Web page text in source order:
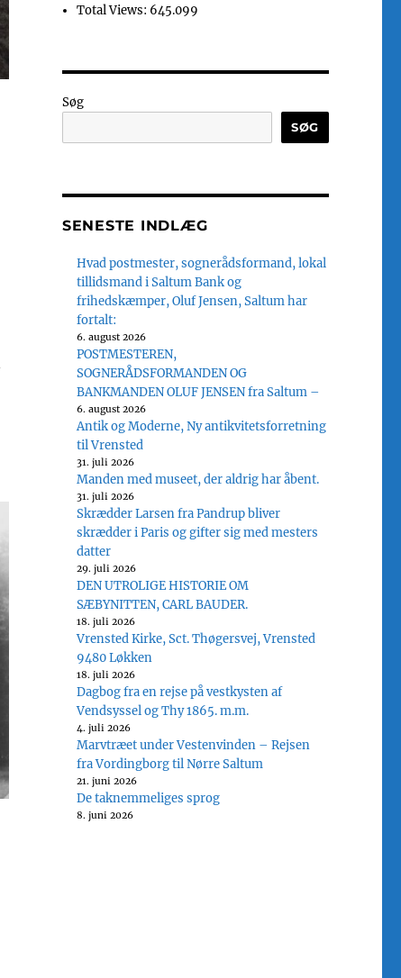
Total Views: 645.099
Søg
SØG
SENESTE INDLÆG
Hvad postmester, sognerådsformand, lokal
tillidsmand i Saltum Bank og
frihedskæmper, Oluf Jensen, Saltum har
fortalt:
6. august 2026
POSTMESTEREN,
SOGNERÅDSFORMANDEN OG
BANKMANDEN OLUF JENSEN fra Saltum –
6. august 2026
Antik og Moderne, Ny antikvitetsforretning
til Vrensted
31. juli 2026
Manden med museet, der aldrig har åbent.
31. juli 2026
Skrædder Larsen fra Pandrup bliver
skrædder i Paris og gifter sig med mesters
datter
29. juli 2026
DEN UTROLIGE HISTORIE OM
SÆBYNITTEN, CARL BAUDER.
18. juli 2026
Vrensted Kirke, Sct. Thøgersvej, Vrensted
9480 Løkken
18. juli 2026
Dagbog fra en rejse på vestkysten af
Vendsyssel og Thy 1865. m.m.
4. juli 2026
Marvtræet under Vestenvinden – Rejsen
fra Vordingborg til Nørre Saltum
21. juni 2026
De taknemmeliges sprog
8. juni 2026